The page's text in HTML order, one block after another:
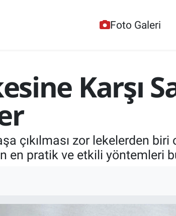
Foto Galeri
Karşı
çıkılması zor lekelerden
en pratik ve etkili yöntemleri